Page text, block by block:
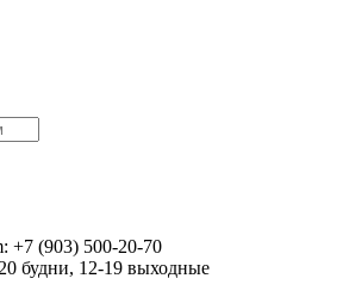
+7 (903) 500-20-70
будни, 12-19 выходные